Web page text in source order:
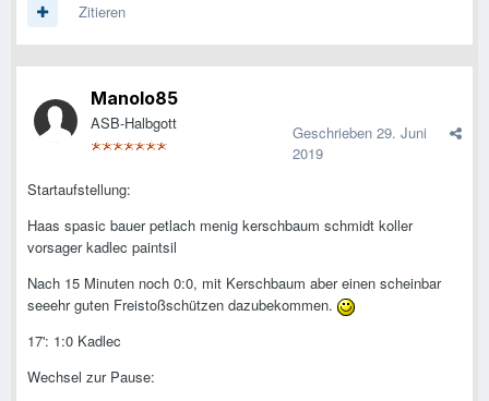
Zitieren
Manolo85
ASB-Halbgott Geschrieben 29. Juni
2019
Startaufstellung:
Haas spasic bauer petlach menig kerschbaum schmidt koller
vorsager kadlec paintsil
Nach 15 Minuten noch 0:0, mit Kerschbaum aber einen scheinbar
seeehr guten Freistoßschützen dazubekommen.
17': 1:0 Kadlec
Wechsel zur Pause: